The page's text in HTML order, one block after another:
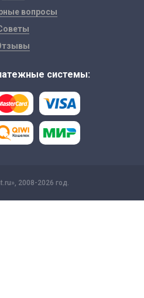
вопросы
системы:
2008-2026 год.